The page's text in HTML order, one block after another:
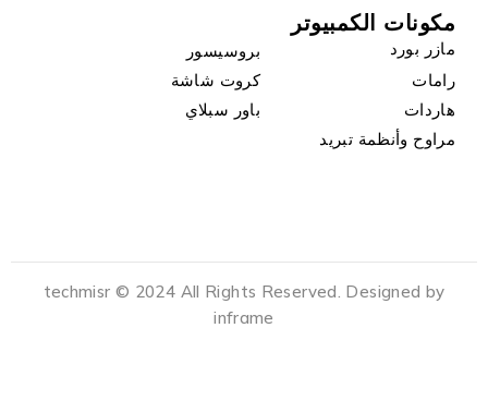
مكونات الكمبيوتر
مازر بورد
بروسيسور
رامات
كروت شاشة
هاردات
باور سبلاي
مراوح وأنظمة تبريد
techmisr © 2024 All Rights Reserved. Designed by
inframe